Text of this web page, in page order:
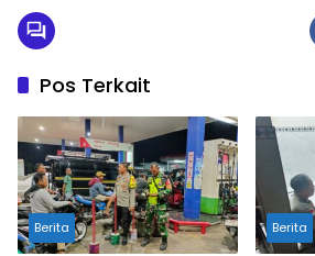
Pos Terkait
Berita Berita